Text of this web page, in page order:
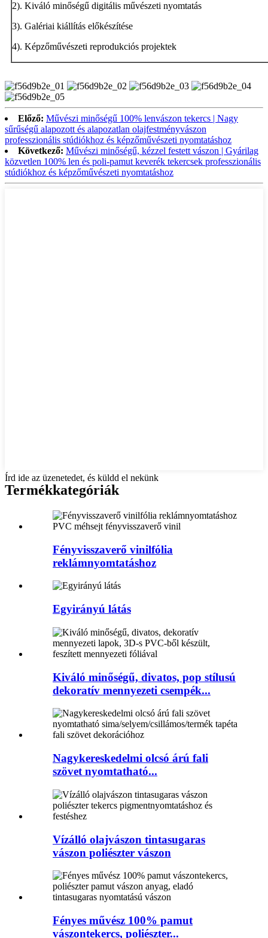
2). Kiváló minőségű digitális művészeti nyomtatás
3). Galériai kiállítás előkészítése
4). Képzőművészeti reprodukciós projektek
Előző: Művészi minőségű 100% lenvászon tekercs | Nagy
sűrűségű alapozott és alapozatlan olajfestményvászon
professzionális stúdiókhoz és képzőművészeti nyomtatáshoz
Következő: Művészi minőségű, kézzel festett vászon | Gyárilag
közvetlen 100% len és poli-pamut keverék tekercsek professzionális
stúdiókhoz és képzőművészeti nyomtatáshoz
Írd ide az üzenetedet, és küldd el nekünk
Termékkategóriák
Fényvisszaverő vinilfólia
reklámnyomtatáshoz
Egyirányú látás
Kiváló minőségű, divatos, pop stílusú
dekoratív mennyezeti csempék...
Nagykereskedelmi olcsó árú fali
szövet nyomtatható...
Vízálló olajvászon tintasugaras
vászon poliészter vászon
Fényes művész 100% pamut
vászontekercs, poliészter...